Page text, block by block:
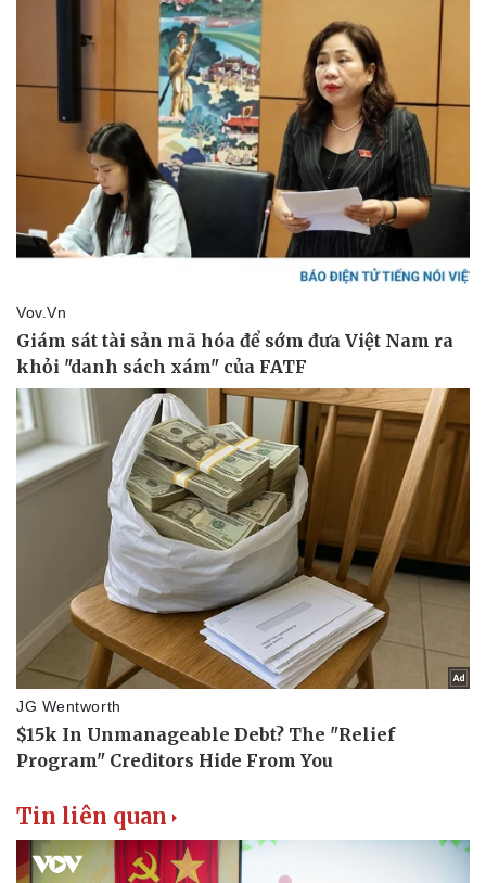
Thể thao
Bóng đá
Lịch thi đấu bóng đá
Thế giới thể thao
eSports
Tư vấn
Tin liên quan